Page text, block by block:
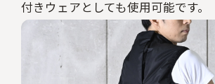
付きウェアとしても使用可能です。